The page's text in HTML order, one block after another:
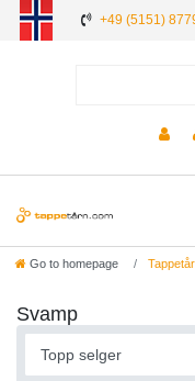
+49 (5151)
Go to homepage
Svamp